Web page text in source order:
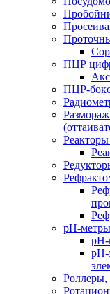
ПЦР
ПЦР-
рН-
рН-
рН-
Роллеры,